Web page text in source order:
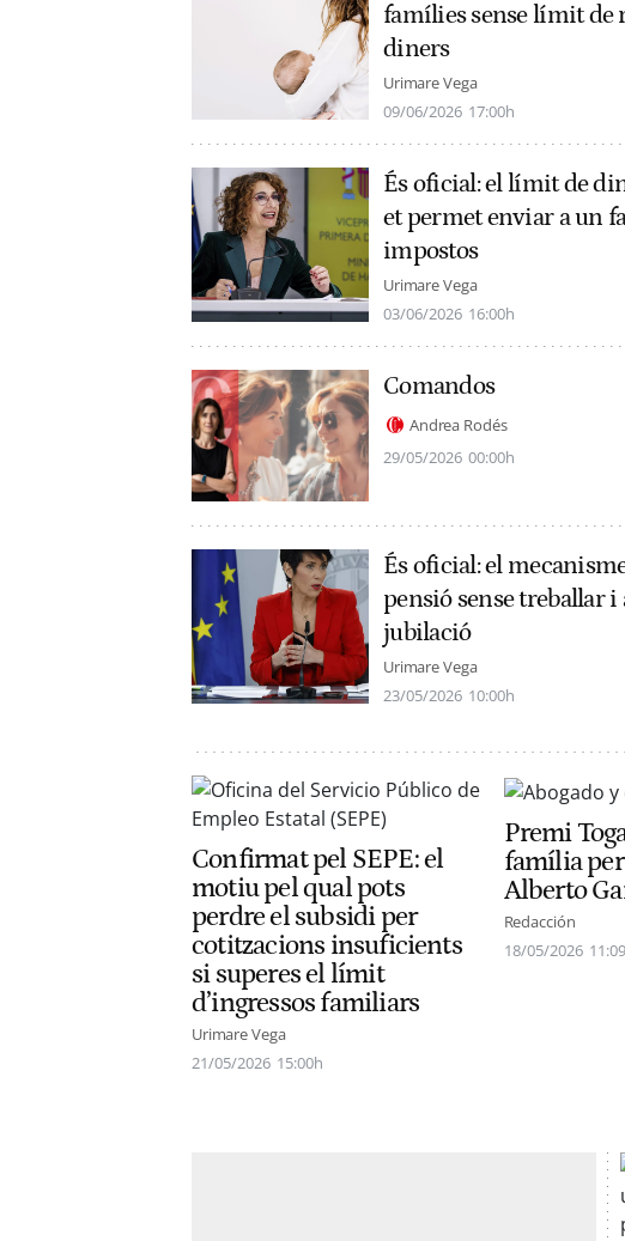
famílies sense límit de
diners
Urimare Vega
09/06/2026 17:00h
És oficial: el límit de
et permet enviar a un
impostos
Urimare Vega
03/06/2026 16:00h
Comandos
Andrea Rodés
29/05/2026 00:00h
És oficial: el
pensió sense treballar i
jubilació
Urimare Vega
23/05/2026 10:00h
Confirmat pel SEPE: el
motiu pel qual pots
perdre el subsidi per
cotitzacions insuficients
si superes el límit
d’ingressos familiars
Urimare Vega
21/05/2026 15:00h
Premi
família
Alberto
Redacción
18/05/2026